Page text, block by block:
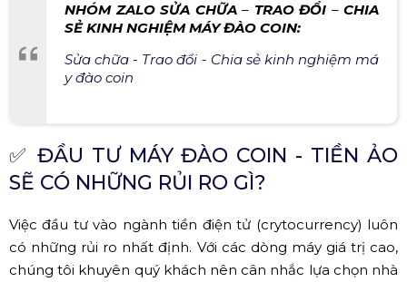
NHÓM ZALO SỬA CHỮA – TRAO ĐỔI –CHIA
SẺ KINH NGHIỆM MÁY ĐÀO COIN:
Sửa chữa - Trao đổi - Chia sẻ kinh nghiệm má
y đào coin
✅ ĐẦU TƯ MÁY ĐÀO COIN - TIỀN ẢO
SẼ CÓ NHỮNG RỦI RO GÌ?
Việc đầu tư vào ngành tiền điện tử (crytocurrency) luôn
có những rủi ro nhất định. Với các dòng máy giá trị cao,
chúng tôi khuyên quý khách nên cân nhắc lựa chọn nhà